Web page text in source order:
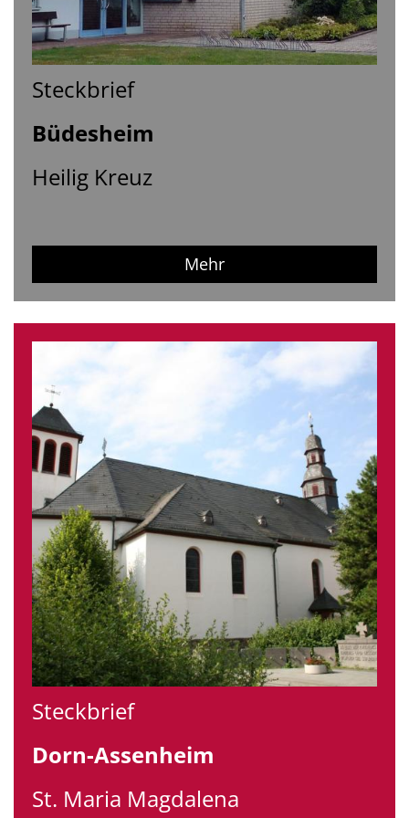
Steckbrief
Büdesheim
Heilig Kreuz
Mehr
Steckbrief
Dorn-Assenheim
St. Maria Magdalena